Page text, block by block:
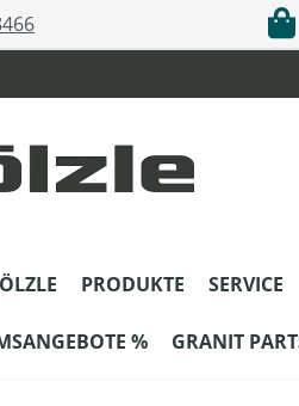
PRODUKTE SERVICE
% GRANIT